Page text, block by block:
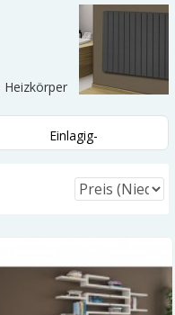
Heizkörper
Einlagig-